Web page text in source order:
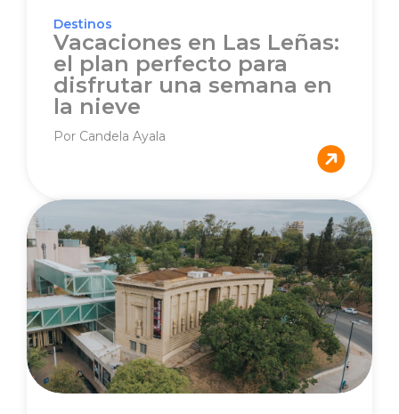
Destinos
Vacaciones en Las Leñas:
el plan perfecto para
disfrutar una semana en
la nieve
Por Candela Ayala